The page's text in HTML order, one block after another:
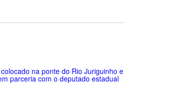
na ponte do Rio Juriguinho e
parceria com o deputado estadual